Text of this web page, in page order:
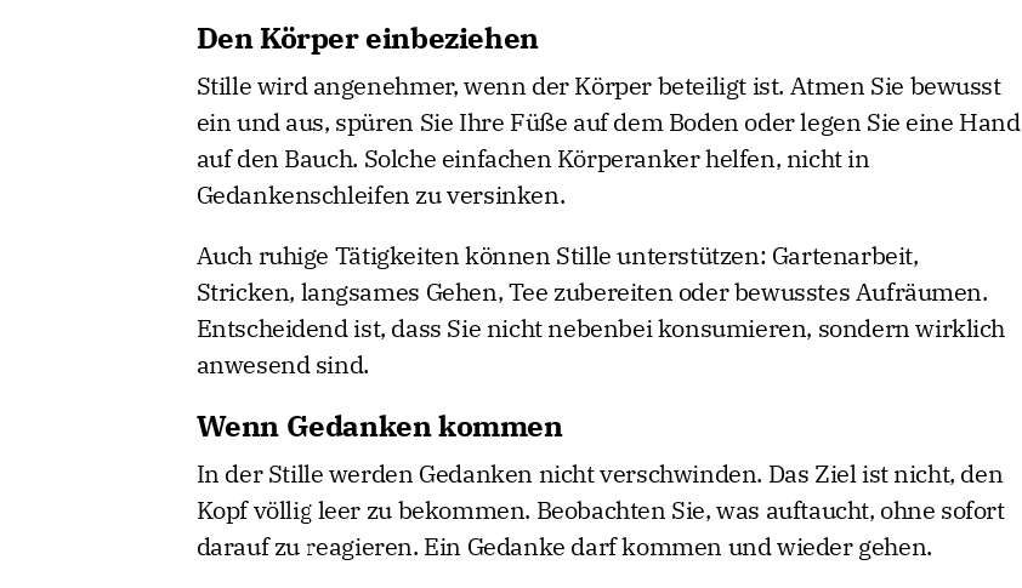
Den Körper einbeziehen
Stille wird angenehmer, wenn der Körper beteiligt ist. Atmen Sie bewusst
ein und aus, spüren Sie Ihre Füße auf dem Boden oder legen Sie eine Hand
auf den Bauch. Solche einfachen Körperanker helfen, nicht in
Gedankenschleifen zu versinken.
Auch ruhige Tätigkeiten können Stille unterstützen: Gartenarbeit,
Stricken, langsames Gehen, Tee zubereiten oder bewusstes Aufräumen.
Entscheidend ist, dass Sie nicht nebenbei konsumieren, sondern wirklich
anwesend sind.
Wenn Gedanken kommen
In der Stille werden Gedanken nicht verschwinden. Das Ziel ist nicht, den
Kopf völlig leer zu bekommen. Beobachten Sie, was auftaucht, ohne sofort
darauf zu reagieren. Ein Gedanke darf kommen und wieder gehen.